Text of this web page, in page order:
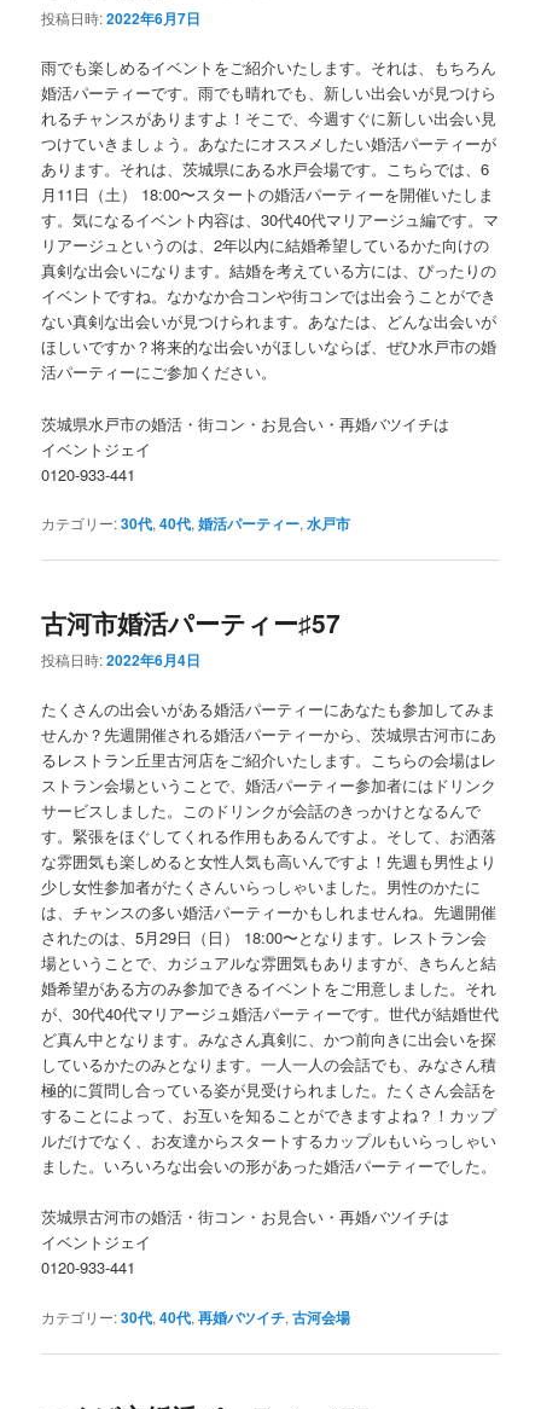
投稿日時:2022年6月7日
雨でも楽しめるイベントをご紹介いたします。それは、もちろん
婚活パーティーです。雨でも晴れでも、新しい出会いが見つけら
れるチャンスがありますよ！そこで、今週すぐに新しい出会い見
つけていきましょう。あなたにオススメしたい婚活パーティーが
あります。それは、茨城県にある水戸会場です。こちらでは、6
月11日（土） 18:00〜スタートの婚活パーティーを開催いたしま
す。気になるイベント内容は、30代40代マリアージュ編です。マ
リアージュというのは、2年以内に結婚希望しているかた向けの
真剣な出会いになります。結婚を考えている方には、ぴったりの
イベントですね。なかなか合コンや街コンでは出会うことができ
ない真剣な出会いが見つけられます。あなたは、どんな出会いが
ほしいですか？将来的な出会いがほしいならば、ぜひ水戸市の婚
活パーティーにご参加ください。
茨城県水戸市の婚活・街コン・お見合い・再婚バツイチは
イベントジェイ
0120-933-441
カテゴリー:30代,40代,婚活パーティー,水戸市
古河市婚活パーティー♯57
投稿日時:2022年6月4日
たくさんの出会いがある婚活パーティーにあなたも参加してみま
せんか？先週開催される婚活パーティーから、茨城県古河市にあ
るレストラン丘里古河店をご紹介いたします。こちらの会場はレ
ストラン会場ということで、婚活パーティー参加者にはドリンク
サービスしました。このドリンクが会話のきっかけとなるんで
す。緊張をほぐしてくれる作用もあるんですよ。そして、お洒落
な雰囲気も楽しめると女性人気も高いんですよ！先週も男性より
少し女性参加者がたくさんいらっしゃいました。男性のかたに
は、チャンスの多い婚活パーティーかもしれませんね。先週開催
されたのは、5月29日（日） 18:00〜となります。レストラン会
場ということで、カジュアルな雰囲気もありますが、きちんと結
婚希望がある方のみ参加できるイベントをご用意しました。それ
が、30代40代マリアージュ婚活パーティーです。世代が結婚世代
ど真ん中となります。みなさん真剣に、かつ前向きに出会いを探
しているかたのみとなります。一人一人の会話でも、みなさん積
極的に質問し合っている姿が見受けられました。たくさん会話を
することによって、お互いを知ることができますよね？！カップ
ルだけでなく、お友達からスタートするカップルもいらっしゃい
ました。いろいろな出会いの形があった婚活パーティーでした。
茨城県古河市の婚活・街コン・お見合い・再婚バツイチは
イベントジェイ
0120-933-441
カテゴリー:30代,40代,再婚バツイチ,古河会場